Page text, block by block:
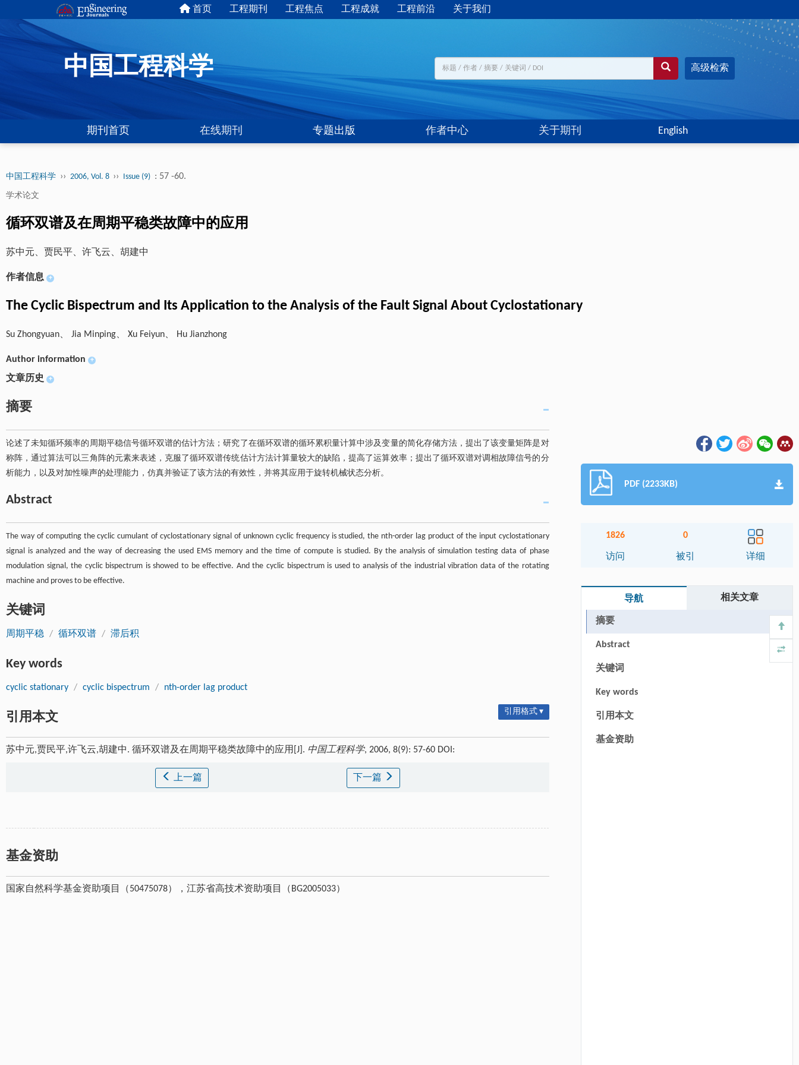
首页 工程期刊 工程焦点 工程成就 工程前沿 关于我们
中国工程科学 高级检索
期刊首页 在线期刊 专题出版 作者中心 关于期刊 English
中国工程科学 ›› 2006, Vol. 8 ›› Issue (9) : 57 -60.
学术论文
循环双谱及在周期平稳类故障中的应用
苏中元、贾民平、许飞云、胡建中
作者信息 +
The Cyclic Bispectrum and Its Application to the Analysis of the Fault Signal About Cyclostationary
Su Zhongyuan、 Jia Minping、 Xu Feiyun、 Hu Jianzhong
Author information +
文章历史 +
摘要
论述了未知循环频率的周期平稳信号循环双谱的估计方法；研究了在循环双谱的循环累积量计算中涉及变量的简化存储方法，提出了该变量矩阵是对
称阵，通过算法可以三角阵的元素来表述，克服了循环双谱传统估计方法计算量较大的缺陷，提高了运算效率；提出了循环双谱对调相故障信号的分
析能力，以及对加性噪声的处理能力，仿真并验证了该方法的有效性，并将其应用于旋转机械状态分析。
Abstract
The way of computing the cyclic cumulant of cyclostationary signal of unknown cyclic frequency is studied, the nth-order lag product of the input cyclostationary
signal is analyzed and the way of decreasing the used EMS memory and the time of compute is studied. By the analysis of simulation testing data of phase
modulation signal, the cyclic bispectrum is showed to be effective. And the cyclic bispectrum is used to analysis of the industrial vibration data of the rotating
machine and proves to be effective.
关键词
周期平稳 / 循环双谱 / 滞后积
Key words
cyclic stationary / cyclic bispectrum / nth-order lag product
引用本文 引用格式 ▾
苏中元,贾民平,许飞云,胡建中. 循环双谱及在周期平稳类故障中的应用[J]. 中国工程科学, 2006, 8(9): 57-60 DOI:
上一篇 下一篇
基金资助
国家自然科学基金资助项目（50475078），江苏省高技术资助项目（BG2005033）
PDF (2233KB)
1826
访问
0
被引 详细
导航 相关文章
摘要
Abstract
关键词
Key words
引用本文
基金资助